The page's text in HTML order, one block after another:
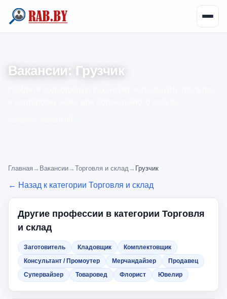
Вакансии: Грузчик
Главная → Вакансии→ Торговля и склад→ Грузчик
← Назад к категории Торговля и склад
Другие профессии в категории Торговля
и склад
Заготовитель Кладовщик
Комплектовщик
Консультант / Промоутер
Мерчандайзер
Продавец
Супервайзер
Товаровед Флорист Ювелир